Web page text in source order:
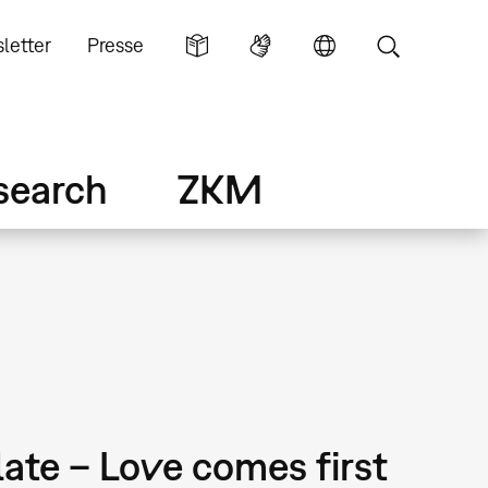
Presse
ZKM
– Love comes first